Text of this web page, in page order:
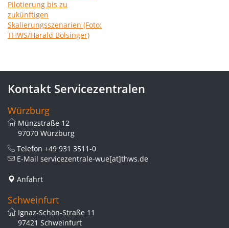
Kontakt Servicezentralen
Würzburg
Münzstraße 12
97070 Würzburg
Telefon +49 931 3511-0
E-Mail servicezentrale-wue[at]thws.de
Anfahrt
Schweinfurt
Ignaz-Schön-Straße 11
97421 Schweinfurt